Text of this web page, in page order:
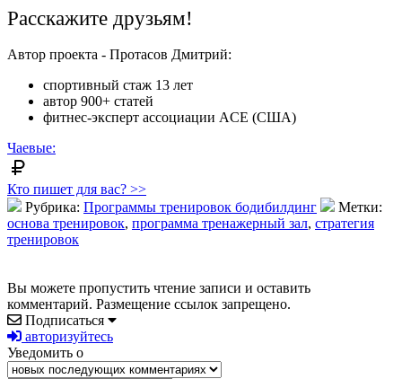
Расскажите друзьям!
Автор проекта - Протасов Дмитрий:
спортивный стаж 13 лет
автор 900+ статей
фитнес-эксперт ассоциации ACE (США)
Чаевые:
Кто пишет для вас? >>
Рубрика: Программы тренировок бодибилдинг
Метки:
основа тренировок, программа тренажерный зал, стратегия
тренировок
Вы можете пропустить чтение записи и оставить
комментарий. Размещение ссылок запрещено.
Подписаться
авторизуйтесь
Уведомить о